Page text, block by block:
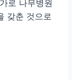
로 나무병원
갖춘 것으로